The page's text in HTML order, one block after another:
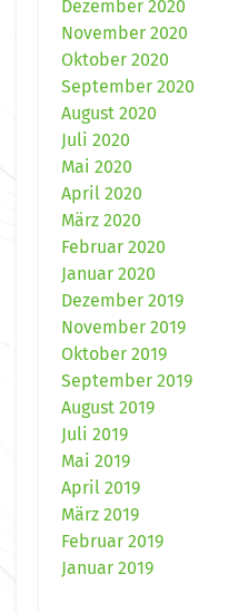
Dezember 2020
November 2020
Oktober 2020
September 2020
August 2020
Juli 2020
Mai 2020
April 2020
März 2020
Februar 2020
Januar 2020
Dezember 2019
November 2019
Oktober 2019
September 2019
August 2019
Juli 2019
Mai 2019
April 2019
März 2019
Februar 2019
Januar 2019